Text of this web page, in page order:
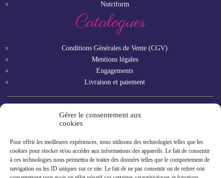
Gérer le consentement aux
cookies
Pour offrir les meilleures expériences, nous utilisons des technologies telles que les
cookies pour stocker et/ou accéder aux informations des appareils. Le fait de consentir
à ces technologies nous permettra de traiter des données telles que le comportement de
navigation ou les ID uniques sur ce site. Le fait de ne pas consentir ou de retirer son
Nutriform
Catalogues
Conditions Générales de Vente (CGV)
Mentions légales
Engagements
Livraison et paiement
Vous êtes un professionnel ?
GAMME RHF